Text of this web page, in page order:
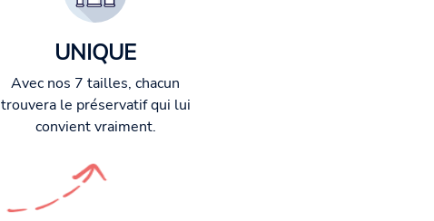
UNIQUE
Avec nos 7 tailles, chacun
trouvera le préservatif qui lui
convient vraiment.